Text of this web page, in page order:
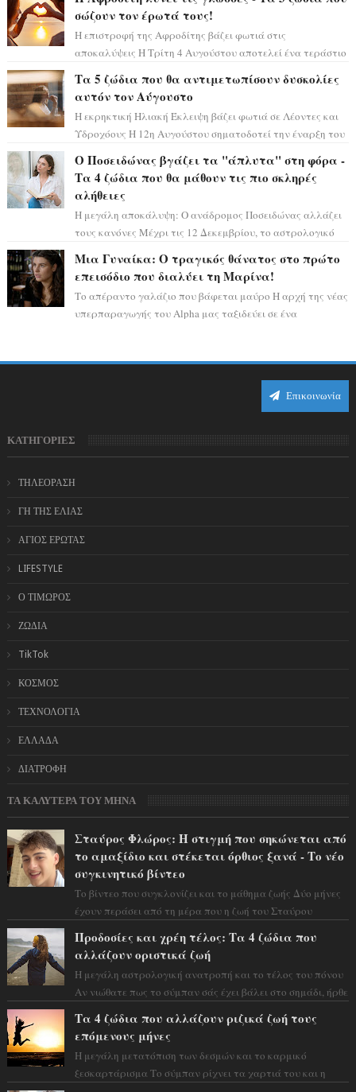
σώζουν τον έρωτά τους!
Η επιστροφή της Αφροδίτης βάζει φωτιά στις
αποκαλύψεις Η Τρίτη 4 Αυγούστου αποτελεί ένα τεράστιο
Τα 5 ζώδια που θα αντιμετωπίσουν δυσκολίες
αυτόν τον Αύγουστο
Η εκρηκτική Ηλιακή Έκλειψη βάζει φωτιά σε Λέοντες και
Υδροχόους Η 12η Αυγούστου σηματοδοτεί την έναρξη του
Ο Ποσειδώνας βγάζει τα "άπλυτα" στη φόρα -
Τα 4 ζώδια που θα μάθουν τις πιο σκληρές
αλήθειες
Η μεγάλη αποκάλυψη: Ο ανάδρομος Ποσειδώνας αλλάζει
τους κανόνες Μέχρι τις 12 Δεκεμβρίου, το αστρολογικό
Μια Γυναίκα: Ο τραγικός θάνατος στο πρώτο
επεισόδιο που διαλύει τη Μαρίνα!
Το απέραντο γαλάζιο που βάφεται μαύρο Η αρχή της νέας
υπερπαραγωγής του Alpha μας ταξιδεύει σε ένα
Επικοινωνία
ΚΑΤΗΓΟΡΙΕΣ
ΤΗΛΕΟΡΑΣΗ
ΓΗ ΤΗΣ ΕΛΙΑΣ
ΑΓΙΟΣ ΕΡΩΤΑΣ
LIFESTYLE
Ο ΤΙΜΩΡΟΣ
ΖΩΔΙΑ
TikTok
ΚΟΣΜΟΣ
ΤΕΧΝΟΛΟΓΙΑ
ΕΛΛΑΔΑ
ΔΙΑΤΡΟΦΗ
ΤΑ ΚΑΛΥΤΕΡΑ ΤΟΥ ΜΗΝΑ
Σταύρος Φλώρος: Η στιγμή που σηκώνεται από
το αμαξίδιο και στέκεται όρθιος ξανά - Το νέο
συγκινητικό βίντεο
Το βίντεο που συγκλονίζει και το μάθημα ζωής Δύο μήνες
έχουν περάσει από τη μέρα που η ζωή του Σταύρου
Προδοσίες και χρέη τέλος: Τα 4 ζώδια που
αλλάζουν οριστικά ζωή
Η μεγάλη αστρολογική ανατροπή και το τέλος του πόνου
Αν νιώθατε πως το σύμπαν σάς έχει βάλει στο σημάδι, ήρθε
Τα 4 ζώδια που αλλάζουν ριζικά ζωή τους
επόμενους μήνες
Η μεγάλη μετατόπιση των δεσμών και το καρμικό
ξεσκαρτάρισμα Το σύμπαν ρίχνει τα χαρτιά του και η